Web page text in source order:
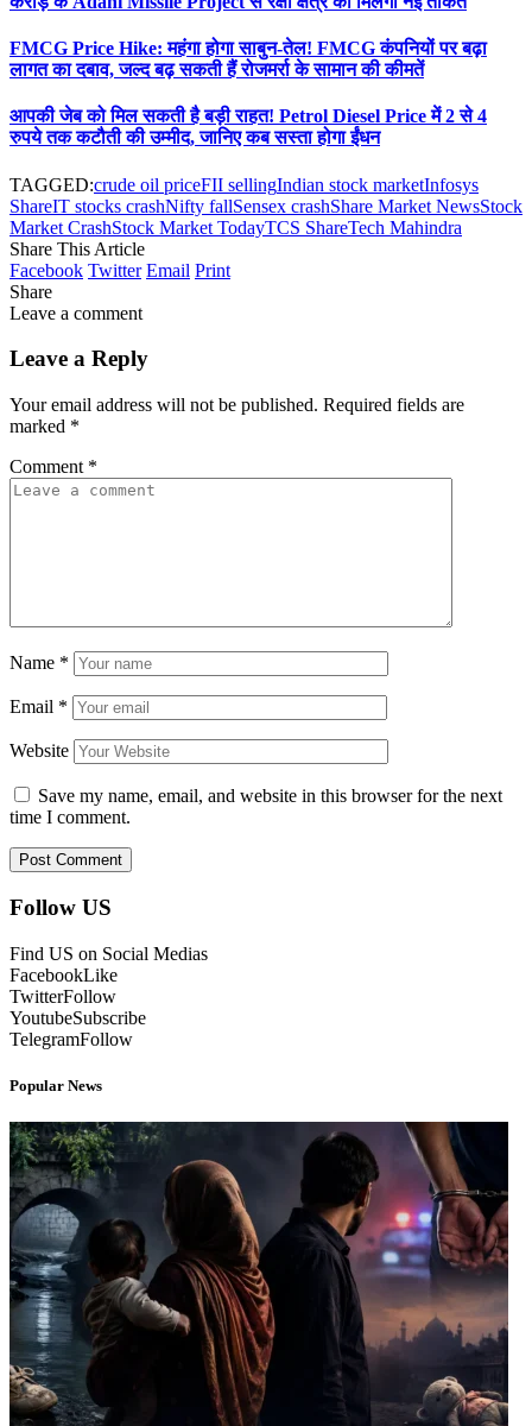
FMCG Price Hike: महंगा होगा साबुन-तेल! FMCG कंपनियों पर बढ़ा
लागत का दबाव, जल्द बढ़ सकती हैं रोजमर्रा के सामान की कीमतें
आपकी जेब को मिल सकती है बड़ी राहत! Petrol Diesel Price में 2 से 4
रुपये तक कटौती की उम्मीद, जानिए कब सस्ता होगा ईंधन
TAGGED:crude oil priceFII sellingIndian stock marketInfosys
ShareIT stocks crashNifty fallSensex crashShare Market NewsStock
Market CrashStock Market TodayTCS ShareTech Mahindra
Share This Article
Facebook Twitter Email Print
Share
Leave a comment
Leave a Reply
Your email address will not be published. Required fields are
marked *
Comment *
Name *
Email *
Website
Save my name, email, and website in this browser for the next
time I comment.
Follow US
Find US on Social Medias
FacebookLike
TwitterFollow
YoutubeSubscribe
TelegramFollow
Popular News